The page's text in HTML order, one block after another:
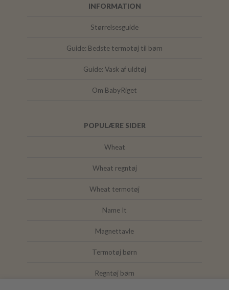
INFORMATION
Størrelsesguide
Guide: Bedste termotøj til børn
Guide: Vask af uldtøj
Om BabyRiget
POPULÆRE SIDER
Wheat
Wheat regntøj
Wheat termotøj
Name It
Magnettavle
Termotøj børn
Regntøj børn